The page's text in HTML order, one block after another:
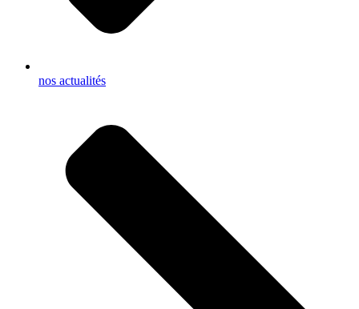
nos actualités